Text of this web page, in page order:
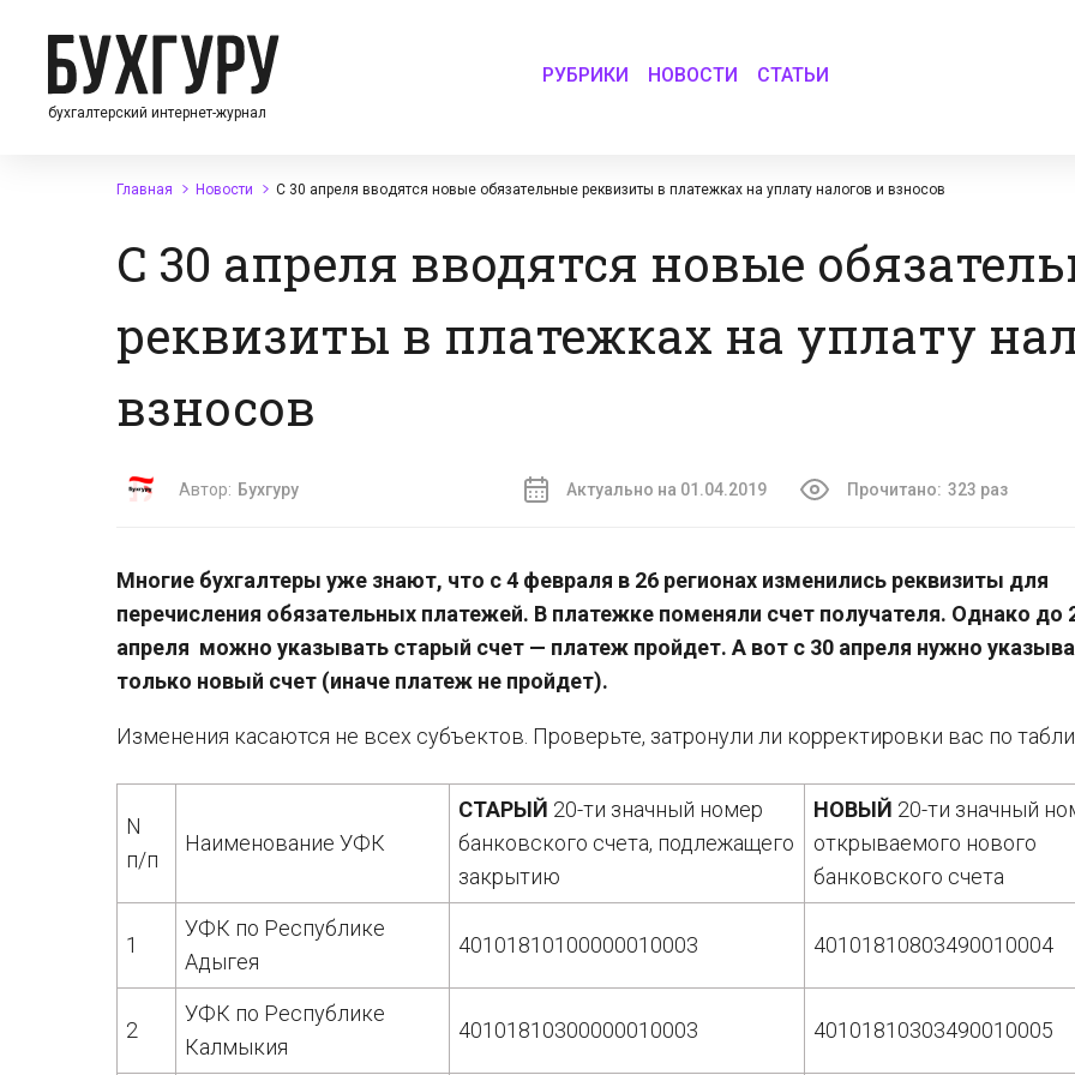
бухгалтерский интернет-журнал
РУБРИКИ НОВОСТИ СТАТЬИ
Главная Новости С 30 апреля вводятся новые обязательные реквизиты в платежках на уплату налогов и взносов
С 30 апреля вводятся новые
реквизиты в платежках на уплату
взносов
Автор: Бухгуру Актуально на 01.04.2019 Прочитано: 323 раз
Многие бухгалтеры уже знают, что с 4 февраля в 26 регионах изменились реквизиты для
перечисления обязательных платежей. В платежке поменяли счет получателя. Однако до
апреля можно указывать старый счет — платеж пройдет. А вот с 30 апреля нужно
только новый счет (иначе платеж не пройдет).
Изменения касаются не всех субъектов. Проверьте, затронули ли корректировки вас по
N
п/п
Наименование УФК
СТАРЫЙ 20-ти значный номер
банковского счета, подлежащего
закрытию
НОВЫЙ 20-ти значный
открываемого нового
банковского счета
1
УФК по Республике
Адыгея
40101810100000010003 40101810803490010004
2
УФК по Республике
Калмыкия
40101810300000010003 40101810303490010005